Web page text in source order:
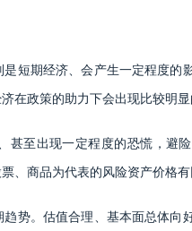
短期经济、会产生一定程度的
在政策的助力下会出现比较明显
甚至出现一定程度的恐慌，避
、商品为代表的风险资产价格有
势。估值合理、基本面总体向